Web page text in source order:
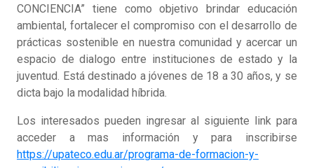
CONCIENCIA” tiene como objetivo brindar educación
ambiental, fortalecer el compromiso con el desarrollo de
prácticas sostenible en nuestra comunidad y acercar un
espacio de dialogo entre instituciones de estado y la
juventud. Está destinado a jóvenes de 18 a 30 años, y se
dicta bajo la modalidad híbrida.
Los interesados pueden ingresar al siguiente link para
acceder a mas información y para inscribirse
https://upateco.edu.ar/programa-de-formacion-y-